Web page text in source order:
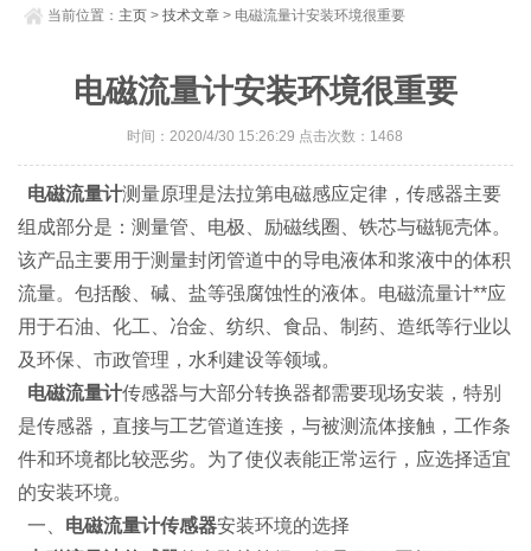
当前位置： 主页 >技术文章 > 电磁流量计安装环境很重要
电磁流量计安装环境很重要
时间：2020/4/30 15:26:29 点击次数：1468
电磁流量计测量原理是法拉第电磁感应定律，传感器主要
组成部分是：测量管、电极、励磁线圈、铁芯与磁轭壳体。
该产品主要用于测量封闭管道中的导电液体和浆液中的体积
流量。包括酸、碱、盐等强腐蚀性的液体。电磁流量计**应
用于石油、化工、冶金、纺织、食品、制药、造纸等行业以
及环保、市政管理，水利建设等领域。
电磁流量计传感器与大部分转换器都需要现场安装，特别
是传感器，直接与工艺管道连接，与被测流体接触，工作条
件和环境都比较恶劣。为了使仪表能正常运行，应选择适宜
的安装环境。
一、 电磁流量计传感器安装环境的选择